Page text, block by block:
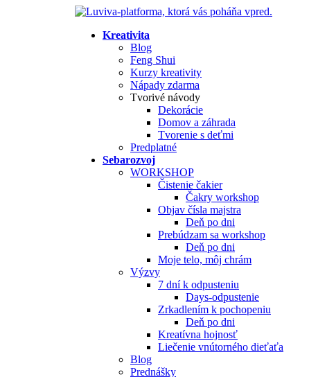
Kreativita
Blog
Feng Shui
Kurzy kreativity
Nápady zdarma
Tvorivé návody
Dekorácie
Domov a záhrada
Tvorenie s deťmi
Predplatné
Sebarozvoj
WORKSHOP
Čistenie čakier
Čakry workshop
Objav čísla majstra
Deň po dni
Prebúdzam sa workshop
Deň po dni
Moje telo, môj chrám
Výzvy
7 dní k odpusteniu
Days-odpustenie
Zrkadlením k pochopeniu
Deň po dni
Kreatívna hojnosť
Liečenie vnútorného dieťaťa
Blog
Prednášky